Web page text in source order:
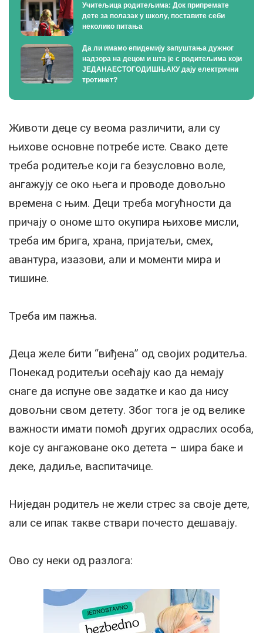
Учитељица родитељима: Док припремате
дете за полазак у школу, поставите себи
неколико питања
Да ли имамо епидемију запуштања дужног
надзора на децом и шта је с родитељима који
ЈЕДАНАЕСТОГОДИШЊАКУ дају електрични
тротинет?
Животи деце су веома различити, али су
њихове основне потребе исте. Свако дете
треба родитеље који га безусловно воле,
ангажују се око њега и проводе довољно
времена с њим. Деци треба могућности да
причају о ономе што окупира њихове мисли,
треба им брига, храна, пријатељи, смех,
авантура, изазови, али и моменти мира и
тишине.
Треба им пажња.
Деца желе бити “виђена” од својих родитеља.
Понекад родитељи осећају као да немају
снаге да испуне ове задатке и као да нису
довољни свом детету. Због тога је од велике
важности имати помоћ других одраслих особа,
које су ангажоване око детета – шира баке и
деке, дадиље, васпитачице.
Ниједан родитељ не жели стрес за своје дете,
али се ипак такве ствари почесто дешавају.
Ово су неки од разлога: